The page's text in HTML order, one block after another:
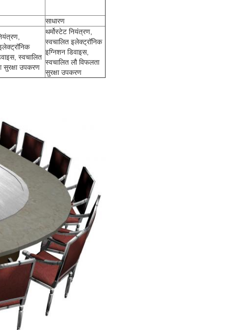
साधारण
स्वचालित
सुरक्षा उपकरण
थर्मोस्टेट नियंत्रण,
स्वचालित इलेक्ट्रॉनिक
इग्निशन डिवाइस,
स्वचालित लौ विफलता
सुरक्षा उपकरण